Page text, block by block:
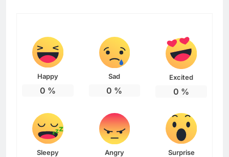
Happy
0 %
Sad
0 %
Excited
0 %
Sleepy Angry Surprise